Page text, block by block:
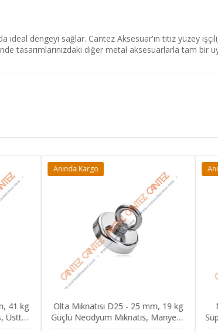
dengeyi sağlar. Cantez Aksesuar'ın titiz yüzey
tasarımlarınızdaki diğer metal aksesuarlarla tam bir
41 kg
Üstten
Olta Mıknatısı D25 - 25 mm, 19 kg
Güçlü Neodyum Mıknatıs, Manyetik
Anında Kargo